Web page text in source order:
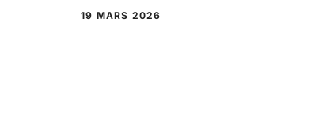
19 MARS 2026